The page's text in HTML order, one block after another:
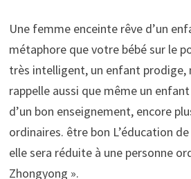
Une femme enceinte rêve d’un
métaphore que votre bébé sur le
très intelligent, un enfant prodige,
rappelle aussi que même un
d’un bon enseignement, encore
ordinaires. être bon L’éducation
elle sera réduite à une personne
Zhongyong ».